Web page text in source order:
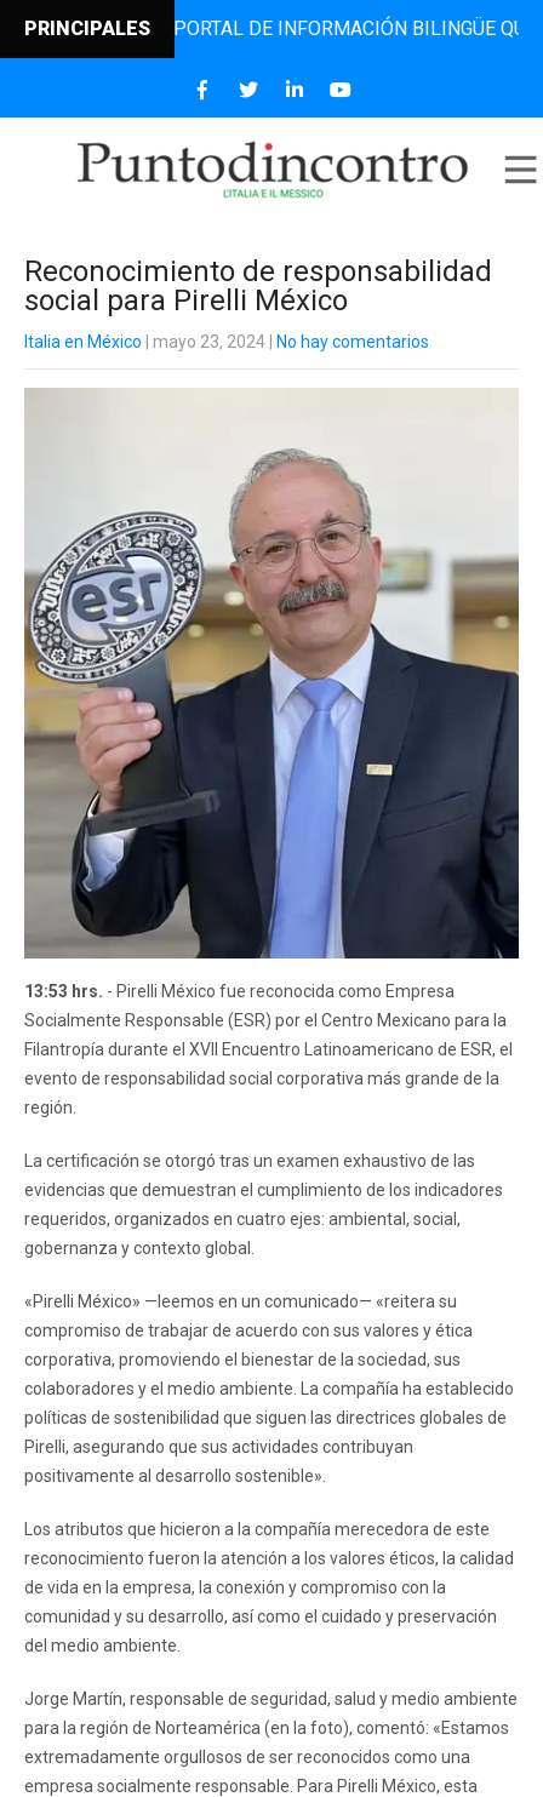
PRINCIPALESEL PORTAL DE INFORMACIÓN BILINGÜE QUE
Reconocimiento de responsabilidad
social para Pirelli México
Italia en México | mayo 23, 2024 No hay comentarios
13:53 hrs. - Pirelli México fue reconocida como Empresa
Socialmente Responsable (ESR) por el Centro Mexicano para la
Filantropía durante el XVII Encuentro Latinoamericano de ESR, el
evento de responsabilidad social corporativa más grande de la
región.
La certificación se otorgó tras un examen exhaustivo de las
evidencias que demuestran el cumplimiento de los indicadores
requeridos, organizados en cuatro ejes: ambiental, social,
gobernanza y contexto global.
«Pirelli México» —leemos en un comunicado— «reitera su
compromiso de trabajar de acuerdo con sus valores y ética
corporativa, promoviendo el bienestar de la sociedad, sus
colaboradores y el medio ambiente. La compañía ha establecido
políticas de sostenibilidad que siguen las directrices globales de
Pirelli, asegurando que sus actividades contribuyan
positivamente al desarrollo sostenible».
Los atributos que hicieron a la compañía merecedora de este
reconocimiento fueron la atención a los valores éticos, la calidad
de vida en la empresa, la conexión y compromiso con la
comunidad y su desarrollo, así como el cuidado y preservación
del medio ambiente.
Jorge Martín, responsable de seguridad, salud y medio ambiente
para la región de Norteamérica (en la foto), comentó: «Estamos
extremadamente orgullosos de ser reconocidos como una
empresa socialmente responsable. Para Pirelli México, esta